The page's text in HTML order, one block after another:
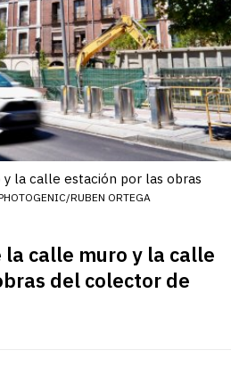
la calle estación por las obras
RUBEN ORTEGA
calle muro y la calle
del colector de